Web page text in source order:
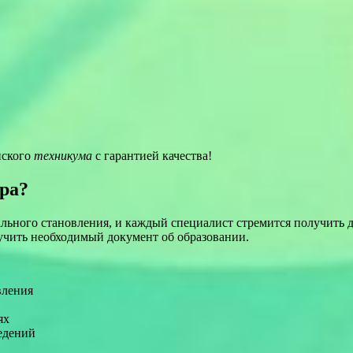
техникума с гарантией качества!
становления, и каждый специалист стремится
необходимый документ об образовании.